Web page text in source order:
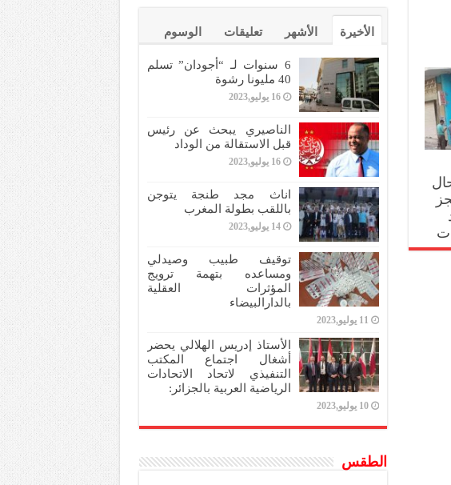
الأخيرة الأشهر تعليقات الوسوم
6 سنوات لـ “أجودان” تسلم
40 مليونا رشوة
16 يوليو,2023
الناصيري يبحث عن رئيس
قبل الاستقالة من الوداد
16 يوليو,2023
اناث مجد طنجة يتوجن
باللقب بطولة المغرب
14 يوليو,2023
توقيف طبيب وصيدلي
ومساعده بتهمة ترويج
المؤثرات العقلية
بالدارالبيضاء
11 يوليو,2023
الأستاذ إدريس الهلالي يحضر
أشغال اجتماع المكتب
التنفيذي لاتحاد الاتحادات
الرياضية العربية بالجزائر:
10 يوليو,2023
الطقس